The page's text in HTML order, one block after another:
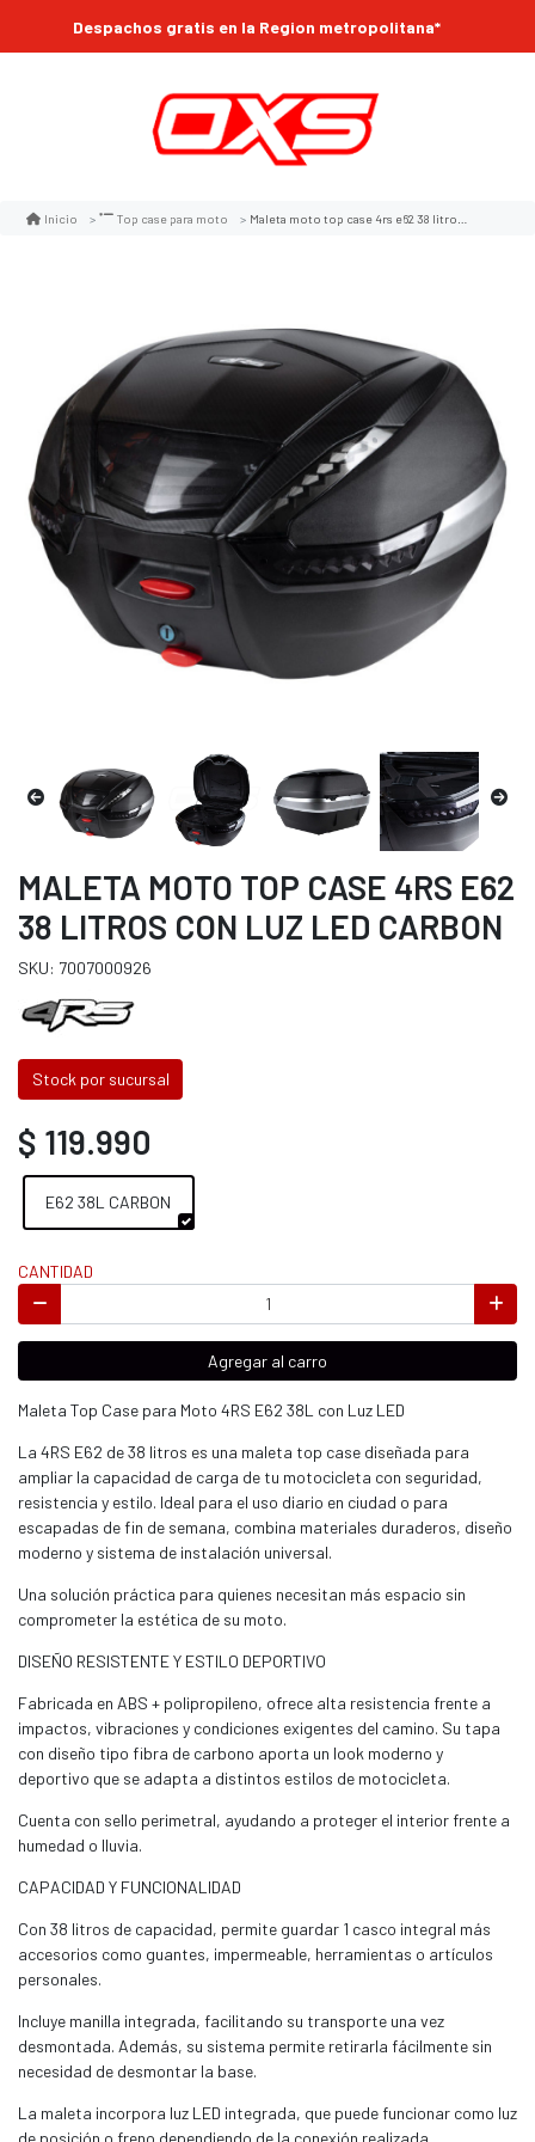
Despachos gratis en la Region metropolitana*
Inicio Top case para moto Maleta moto top case 4rs e62 38 litros con luz led carbon
MALETA MOTO TOP CASE 4RS E62
38 LITROS CON LUZ LED CARBON
SKU: 7007000926
Stock por sucursal
$ 119.990
E62 38L CARBON
CANTIDAD
Agregar al carro
Maleta Top Case para Moto 4RS E62 38L con Luz LED
La 4RS E62 de 38 litros es una maleta top case diseñada para
ampliar la capacidad de carga de tu motocicleta con seguridad,
resistencia y estilo. Ideal para el uso diario en ciudad o para
escapadas de fin de semana, combina materiales duraderos, diseño
moderno y sistema de instalación universal.
Una solución práctica para quienes necesitan más espacio sin
comprometer la estética de su moto.
DISEÑO RESISTENTE Y ESTILO DEPORTIVO
Fabricada en ABS + polipropileno, ofrece alta resistencia frente a
impactos, vibraciones y condiciones exigentes del camino. Su tapa
con diseño tipo fibra de carbono aporta un look moderno y
deportivo que se adapta a distintos estilos de motocicleta.
Cuenta con sello perimetral, ayudando a proteger el interior frente a
humedad o lluvia.
CAPACIDAD Y FUNCIONALIDAD
Con 38 litros de capacidad, permite guardar 1 casco integral más
accesorios como guantes, impermeable, herramientas o artículos
personales.
Incluye manilla integrada, facilitando su transporte una vez
desmontada. Además, su sistema permite retirarla fácilmente sin
necesidad de desmontar la base.
La maleta incorpora luz LED integrada, que puede funcionar como luz
de posición o freno dependiendo de la conexión realizada.